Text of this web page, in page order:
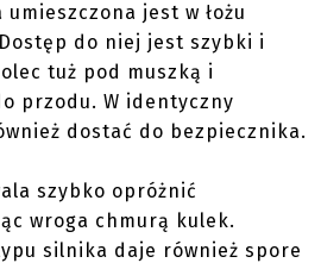
jest w łożu
do niej jest szybki i
tuż pod muszką i
przodu. W identyczny
dostać do bezpiecznika.
szybko opróżnić
wroga chmurą kulek.
silnika daje również spore